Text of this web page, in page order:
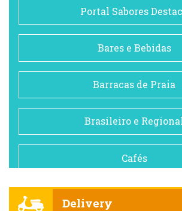
Portal Sabores
Bares e Bebidas
Barracas de Praia
Brasileiro e
Cafés
Delivery